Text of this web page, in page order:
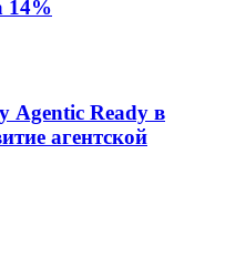
14%
Agentic Ready в
агентской